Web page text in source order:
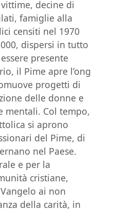
decine di
famiglie alla
censiti nel 1970
dispersi in tutto
presente
il Pime apre l’ong
progetti di
delle donne e
mentali. Col tempo,
si aprono
del Pime, di
nel Paese.
e per la
cristiane,
ai non
della carità, in